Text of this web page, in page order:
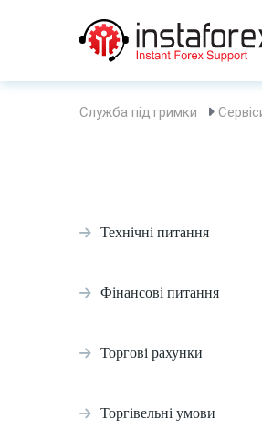
Служба підтримки
Технічні питання
Фінансові питання
Торгові рахунки
Торгівельні умови